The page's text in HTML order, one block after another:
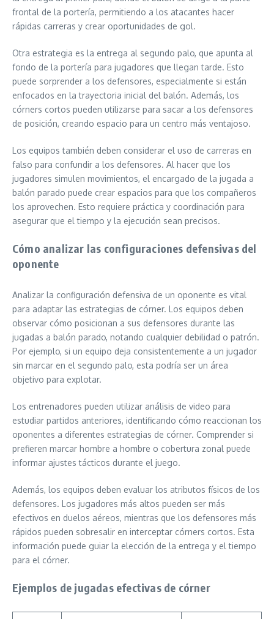
frontal de la portería, permitiendo a los atacantes hacer
rápidas carreras y crear oportunidades de gol.
Otra estrategia es la entrega al segundo palo, que apunta al
fondo de la portería para jugadores que llegan tarde. Esto
puede sorprender a los defensores, especialmente si están
enfocados en la trayectoria inicial del balón. Además, los
córners cortos pueden utilizarse para sacar a los defensores
de posición, creando espacio para un centro más ventajoso.
Los equipos también deben considerar el uso de carreras en
falso para confundir a los defensores. Al hacer que los
jugadores simulen movimientos, el encargado de la jugada a
balón parado puede crear espacios para que los compañeros
los aprovechen. Esto requiere práctica y coordinación para
asegurar que el tiempo y la ejecución sean precisos.
Cómo analizar las configuraciones defensivas del
oponente
Analizar la configuración defensiva de un oponente es vital
para adaptar las estrategias de córner. Los equipos deben
observar cómo posicionan a sus defensores durante las
jugadas a balón parado, notando cualquier debilidad o patrón.
Por ejemplo, si un equipo deja consistentemente a un jugador
sin marcar en el segundo palo, esta podría ser un área
objetivo para explotar.
Los entrenadores pueden utilizar análisis de video para
estudiar partidos anteriores, identificando cómo reaccionan los
oponentes a diferentes estrategias de córner. Comprender si
prefieren marcar hombre a hombre o cobertura zonal puede
informar ajustes tácticos durante el juego.
Además, los equipos deben evaluar los atributos físicos de los
defensores. Los jugadores más altos pueden ser más
efectivos en duelos aéreos, mientras que los defensores más
rápidos pueden sobresalir en interceptar córners cortos. Esta
información puede guiar la elección de la entrega y el tiempo
para el córner.
Ejemplos de jugadas efectivas de córner